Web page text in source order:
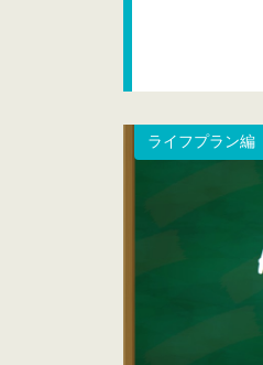
ライフプラン編